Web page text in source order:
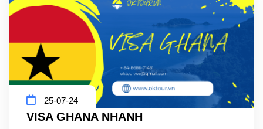
25-07-24
VISA GHANA NHANH